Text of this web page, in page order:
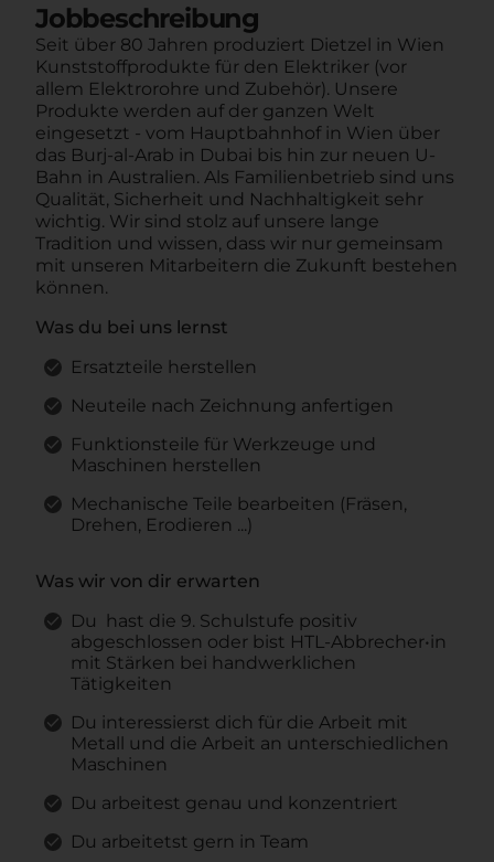
Jobbeschreibung
Seit über 80 Jahren produziert Dietzel in Wien
Kunststoffprodukte für den Elektriker (vor
allem Elektrorohre und Zubehör). Unsere
Produkte werden auf der ganzen Welt
eingesetzt - vom Hauptbahnhof in Wien über
das Burj-al-Arab in Dubai bis hin zur neuen U-
Bahn in Australien. Als Familienbetrieb sind uns
Qualität, Sicherheit und Nachhaltigkeit sehr
wichtig. Wir sind stolz auf unsere lange
Tradition und wissen, dass wir nur gemeinsam
mit unseren Mitarbeitern die Zukunft bestehen
können.
Was du bei uns lernst
Ersatzteile herstellen
Neuteile nach Zeichnung anfertigen
Funktionsteile für Werkzeuge und
Maschinen herstellen
Mechanische Teile bearbeiten (Fräsen,
Drehen, Erodieren ...)
Was wir von dir erwarten
Du hast die 9. Schulstufe positiv
abgeschlossen oder bist HTL-Abbrecher•in
mit Stärken bei handwerklichen
Tätigkeiten
Du interessierst dich für die Arbeit mit
Metall und die Arbeit an unterschiedlichen
Maschinen
Du arbeitest genau und konzentriert
Du arbeitetst gern in Team